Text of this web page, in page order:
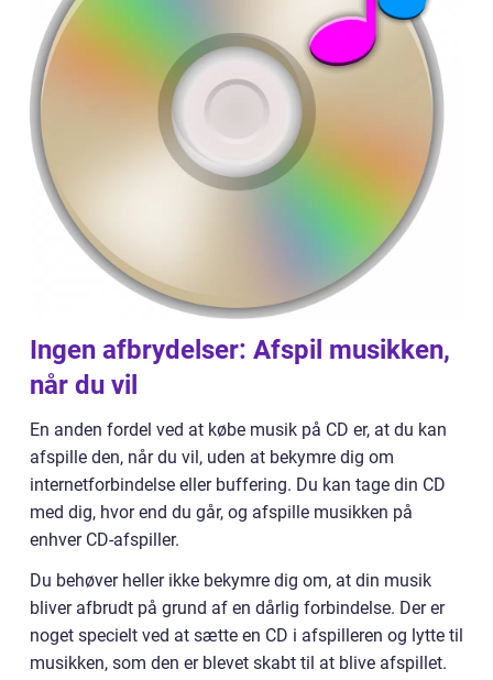
Ingen afbrydelser: Afspil musikken,
når du vil
En anden fordel ved at købe musik på CD er, at du kan
afspille den, når du vil, uden at bekymre dig om
internetforbindelse eller buffering. Du kan tage din CD
med dig, hvor end du går, og afspille musikken på
enhver CD-afspiller.
Du behøver heller ikke bekymre dig om, at din musik
bliver afbrudt på grund af en dårlig forbindelse. Der er
noget specielt ved at sætte en CD i afspilleren og lytte til
musikken, som den er blevet skabt til at blive afspillet.